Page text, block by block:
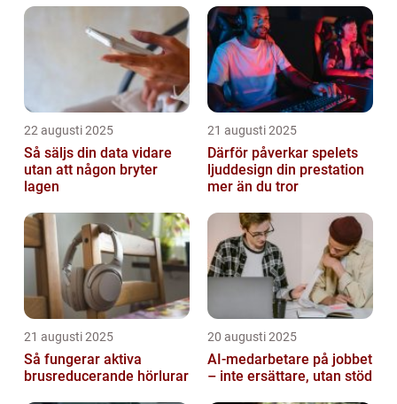
22 augusti 2025
Så säljs din data vidare
utan att någon bryter
lagen
21 augusti 2025
Därför påverkar spelets
ljuddesign din prestation
mer än du tror
21 augusti 2025
Så fungerar aktiva
brusreducerande hörlurar
20 augusti 2025
AI‑medarbetare på jobbet
– inte ersättare, utan stöd